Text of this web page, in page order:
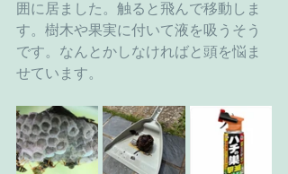
囲に居ました。触ると飛んで移動しま
す。樹木や果実に付いて液を吸うそう
です。なんとかしなければと頭を悩ま
せています。